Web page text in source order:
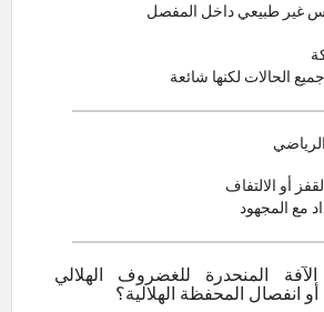
الحالات لكنها شائعة
أو الالتفاف
مع المجهود
المنحدرة للغضروف الهلالي